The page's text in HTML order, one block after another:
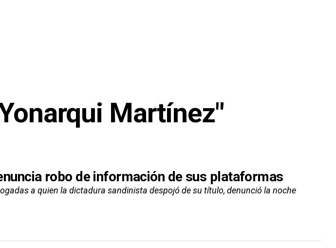
Martínez"
robo de información de sus plataformas
a quien la dictadura sandinista despojó de su título, denunció la noche